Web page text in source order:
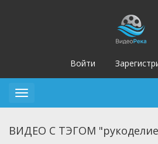
Войти
Toggle
ВИДЕО С ТЭГОМ